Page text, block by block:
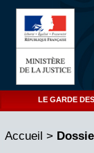
LE GARDE
Accueil >